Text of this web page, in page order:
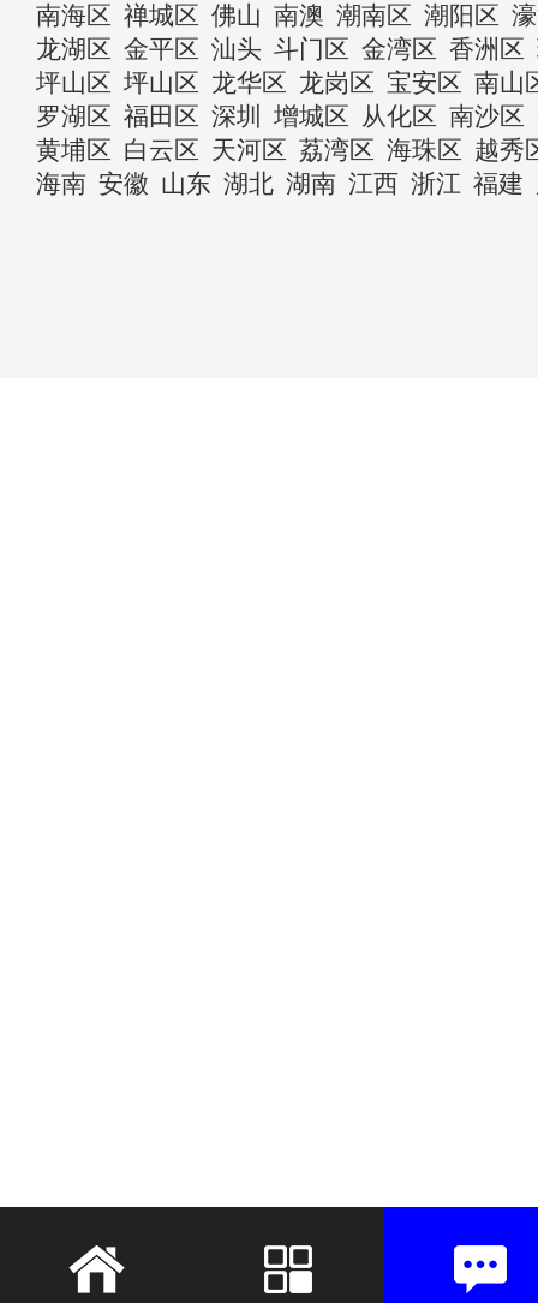
南海区 禅城区 佛山 南澳 潮南区 潮阳区
龙湖区 金平区 汕头 斗门区 金湾区 香洲区
坪山区 坪山区 龙华区 龙岗区 宝安区 南山
罗湖区 福田区 深圳 增城区 从化区 南沙区
黄埔区 白云区 天河区 荔湾区 海珠区 越秀
海南 安徽 山东 湖北 湖南 江西 浙江 福建